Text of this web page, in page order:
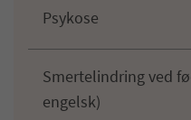
Psykose
Smertelindring ved
engelsk)